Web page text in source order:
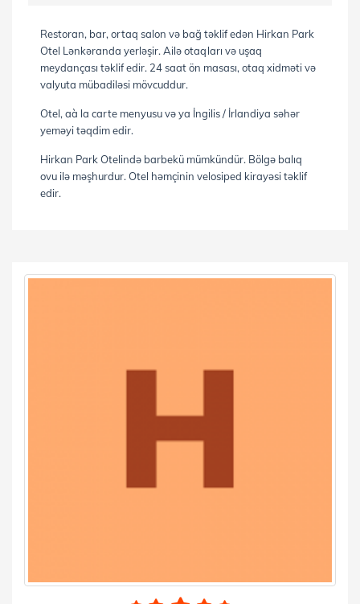
Restoran, bar, ortaq salon və bağ təklif edən Hirkan Park
Otel Lənkəranda yerləşir. Ailə otaqları və uşaq
meydançası təklif edir. 24 saat ön masası, otaq xidməti və
valyuta mübadiləsi mövcuddur.
Otel, aà la carte menyusu və ya İngilis / İrlandiya səhər
yeməyi təqdim edir.
Hirkan Park Otelində barbekü mümkündür. Bölgə balıq
ovu ilə məşhurdur. Otel həmçinin velosiped kirayəsi təklif
edir.